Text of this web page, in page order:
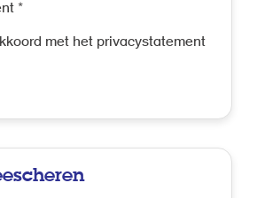
*
met het privacystatement